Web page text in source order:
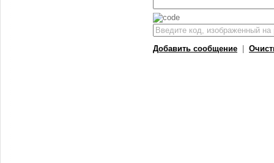
Добавить сообщение